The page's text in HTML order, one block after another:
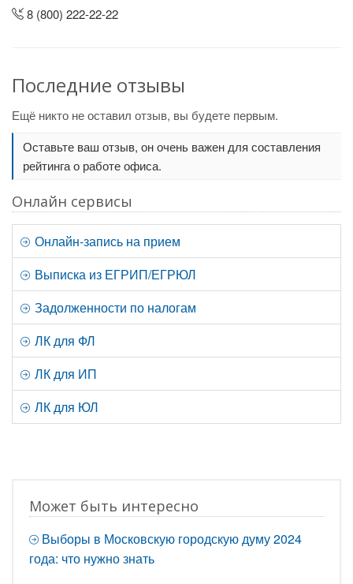
8 (800) 222-22-22
Последние отзывы
Ещё никто не оставил отзыв, вы будете первым.
Оставьте ваш отзыв, он очень важен для составления
рейтинга о работе офиса.
Онлайн сервисы
Онлайн-запись на прием
Выписка из ЕГРИП/ЕГРЮЛ
Задолженности по налогам
ЛК для ФЛ
ЛК для ИП
ЛК для ЮЛ
Может быть интересно
Выборы в Московскую городскую думу 2024
года: что нужно знать